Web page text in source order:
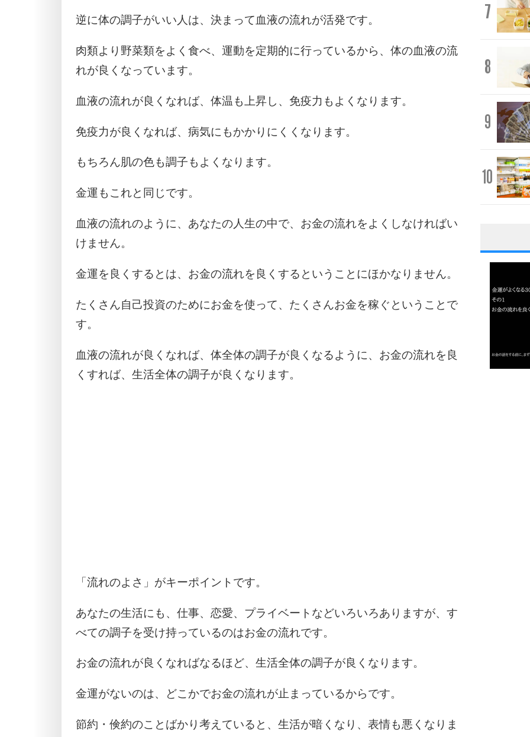
逆に体の調子がいい人は、決まって血液の流れが活発です。
肉類より野菜類をよく食べ、運動を定期的に行っているから、体の血液の流
れが良くなっています。
血液の流れが良くなれば、体温も上昇し、免疫力もよくなります。
免疫力が良くなれば、病気にもかかりにくくなります。
もちろん肌の色も調子もよくなります。
金運もこれと同じです。
血液の流れのように、あなたの人生の中で、お金の流れをよくしなければい
けません。
金運を良くするとは、お金の流れを良くするということにほかなりません。
たくさん自己投資のためにお金を使って、たくさんお金を稼ぐということで
す。
血液の流れが良くなれば、体全体の調子が良くなるように、お金の流れを良
くすれば、生活全体の調子が良くなります。
「流れのよさ」がキーポイントです。
あなたの生活にも、仕事、恋愛、プライベートなどいろいろありますが、す
べての調子を受け持っているのはお金の流れです。
お金の流れが良くなればなるほど、生活全体の調子が良くなります。
金運がないのは、どこかでお金の流れが止まっているからです。
節約・倹約のことばかり考えていると、生活が暗くなり、表情も悪くなりま
7
8
9
10
1
3